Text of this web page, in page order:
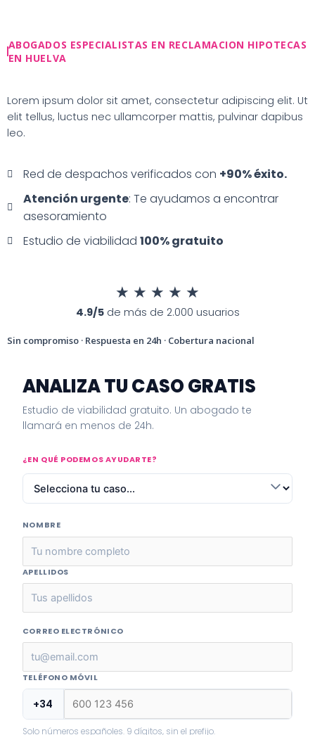
contenido
ABOGADOS ESPECIALISTAS EN RECLAMACION HIPOTECAS
EN HUELVA
Lorem ipsum dolor sit amet, consectetur adipiscing elit. Ut
elit tellus, luctus nec ullamcorper mattis, pulvinar dapibus
leo.
Red de despachos verificados con +90% éxito.
Atención urgente: Te ayudamos a encontrar
asesoramiento
Estudio de viabilidad 100% gratuito
★ ★ ★ ★ ★
4.9/5de más de 2.000 usuarios
Sin compromiso · Respuesta en 24h · Cobertura nacional
ANALIZA TU CASO GRATIS
Estudio de viabilidad gratuito. Un abogado te
llamará en menos de 24h.
¿EN QUÉ PODEMOS AYUDARTE?
NOMBRE
APELLIDOS
CORREO ELECTRÓNICO
TELÉFONO MÓVIL
+34
Solo números españoles. 9 dígitos, sin el prefijo.